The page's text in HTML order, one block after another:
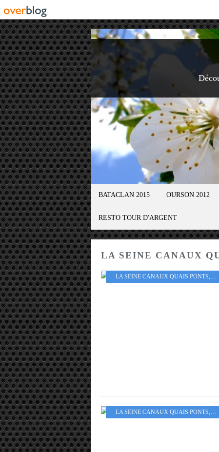
BATACLAN 2015 OURSON 2012
RESTO TOUR D'ARGENT
LA SEINE CANAUX
LA SEINE CANAUX QUAIS PONTS,
LA SEINE CANAUX QUAIS PONTS,